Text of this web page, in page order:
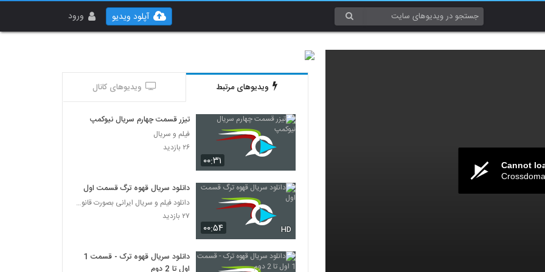
ورود آپلود ویدیو
Cannot
ویدیوهای مرتبط ویدیوهای کانال
۰۰:۳۱
تیزر قسمت چهارم سریال نیوکمپ
فیلم و سریال
۲۶ بازدید
۰۰:۵۴ HD
دانلود سریال قهوه ترگ قسمت اول
دانلود فیلم و سریال ایرانی بصورت قانونی
۲۷ بازدید
دانلود سریال قهوه ترک - قسمت 1
اول تا 2 دوم